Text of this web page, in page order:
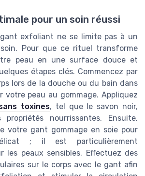
pour un soin réussi
exfoliant ne se limite pas à un
Pour que ce rituel transforme
peau en une surface douce et
étapes clés. Commencez par
lors de la douche ou du bain dans
votre peau au gommage. Appliquez
toxines, tel que le savon noir,
nourrissantes. Ensuite,
votre gant gommage en soie pour
; il est particulièrement
les peaux sensibles. Effectuez des
sur le corps avec le gant afin